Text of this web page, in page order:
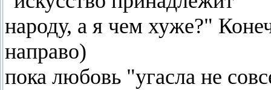
народу, а я чем хуже?"
направо)
пока любовь "угасла не